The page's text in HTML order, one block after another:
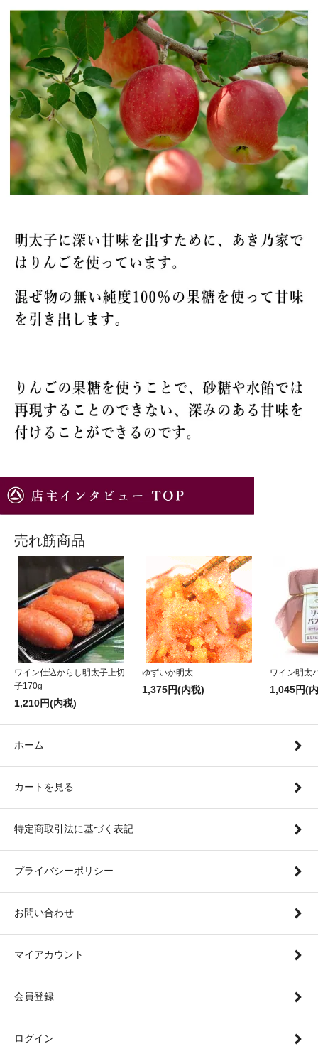
売れ筋商品
ワイン仕込からし明太子上切
子170g
1,210円(内税)
ゆずいか明太
1,375円(内税)
ワイン明太
1,045円(
ホーム
カートを見る
特定商取引法に基づく表記
プライバシーポリシー
お問い合わせ
マイアカウント
会員登録
ログイン